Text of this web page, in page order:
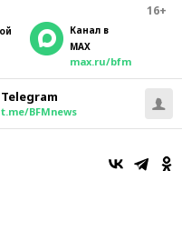
16+
Канал в
MAX
max.ru/bfm
Telegram
t.me/BFMnews